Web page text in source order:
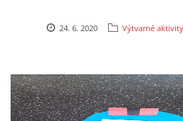
MASOPUST
24. 6. 2020 Výtvarné